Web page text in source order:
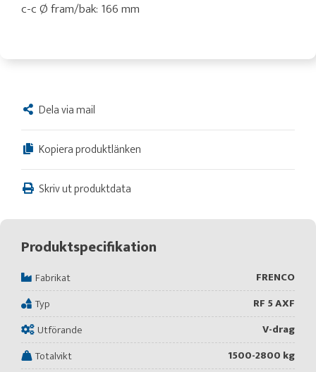
c-c Ø fram/bak: 166 mm
Dela via mail
Kopiera produktlänken
Skriv ut produktdata
Produktspecifikation
Fabrikat
FRENCO
Typ
RF 5 AXF
Utförande
V-drag
Totalvikt
1500-2800 kg